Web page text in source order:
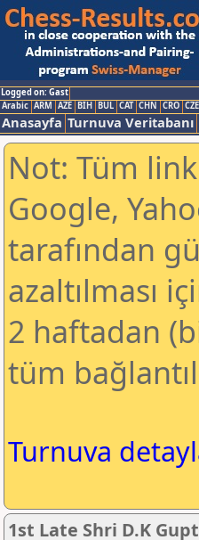
Logged on: Gast
Arabic ARM AZE BIH BUL CAT CHN CRO CZE
Anasayfa Turnuva Veritabanı
Not: Tüm
Google,
tarafından
azaltılması
2 haftadan
tüm
Turnuva
1st Late Shri D.K